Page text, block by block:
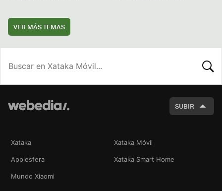
VER MÁS TEMAS
SUBIR
Xataka Xataka Móvil
Applesfera Xataka Smart Home
Mundo Xiaomi